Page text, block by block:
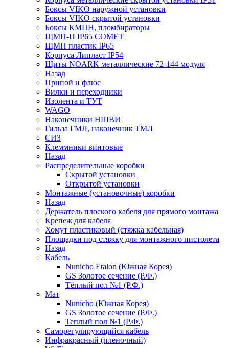
Боксы VIKO наружной установки
Боксы VIKO скрытой установки
Боксы КМПН, пломбираторы
ЩМП-П IP65 COMET
ЩМП пластик IP65
Корпуса Липласт IP54
Щиты NOARK металлические 72-144 модуля
Назад
Припой и флюс
Вилки и переходники
Изолента и ТУТ
WAGO
Наконечники НШВИ
Гильза ГМЛ, наконечник ТМЛ
СИЗ
Клеммники винтовые
Назад
Распределительные коробки
Скрытой установки
Открытой установки
Монтажные (установочные) коробки
Назад
Держатель плоского кабеля для прямого монтажа
Крепеж для кабеля
Хомут пластиковый (стяжка кабельная)
Площадки под стяжку для монтажного пистолета
Назад
Кабель
Nunicho Etalon (Южная Корея)
GS Золотое сечение (Р.Ф.)
Тёплый пол №1 (Р.Ф.)
Мат
Nunicho (Южная Корея)
GS Золотое сечение (Р.Ф.)
Теплый пол №1 (Р.Ф.)
Саморегулирующийся кабель
Инфракрасный (пленочный)